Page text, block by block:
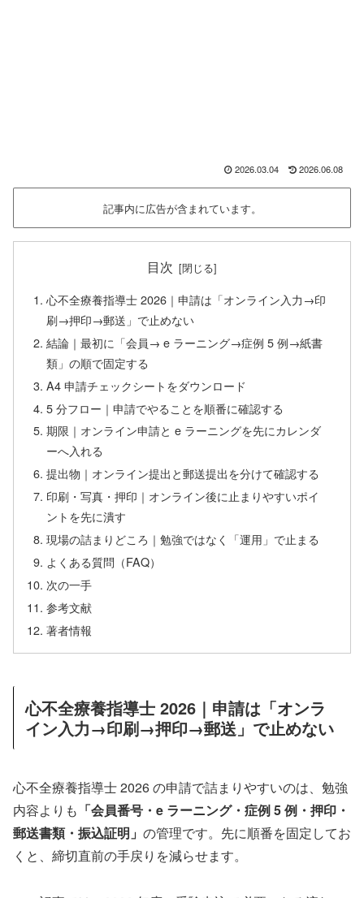
2026.03.04 2026.06.08
記事内に広告が含まれています。
目次
心不全療養指導士 2026｜申請は「オンライン入力→印
刷→押印→郵送」で止めない
結論｜最初に「会員→ e ラーニング→症例 5 例→紙書
類」の順で固定する
A4 申請チェックシートをダウンロード
5 分フロー｜申請でやることを順番に確認する
期限｜オンライン申請と e ラーニングを先にカレンダ
ーへ入れる
提出物｜オンライン提出と郵送提出を分けて確認する
印刷・写真・押印｜オンライン後に止まりやすいポイ
ントを先に潰す
現場の詰まりどころ｜勉強ではなく「運用」で止まる
よくある質問（FAQ）
次の一手
参考文献
著者情報
心不全療養指導士 2026｜申請は「オンラ
イン入力→印刷→押印→郵送」で止めない
心不全療養指導士 2026 の申請で詰まりやすいのは、勉強
内容よりも 「会員番号・e ラーニング・症例 5 例・押印・
郵送書類・振込証明」 の管理です。先に順番を固定してお
くと、締切直前の手戻りを減らせます。